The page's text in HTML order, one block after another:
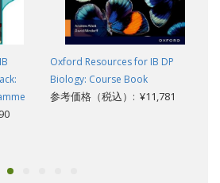
Oxford Resources for IB DP
Biology: Course Book
参考価格（税込）: ¥11,781